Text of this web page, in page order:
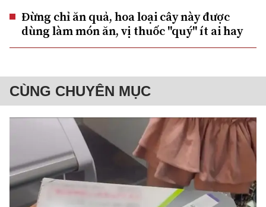
Đừng chỉ ăn quả, hoa loại cây này được
dùng làm món ăn, vị thuốc "quý" ít ai hay
CÙNG CHUYÊN MỤC